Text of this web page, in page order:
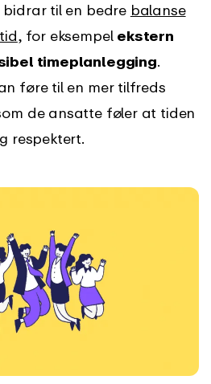
til en bedre balanse
, for eksempel ekstern
timeplanlegging.
føre til en mer tilfreds
de ansatte føler at tiden
respektert.